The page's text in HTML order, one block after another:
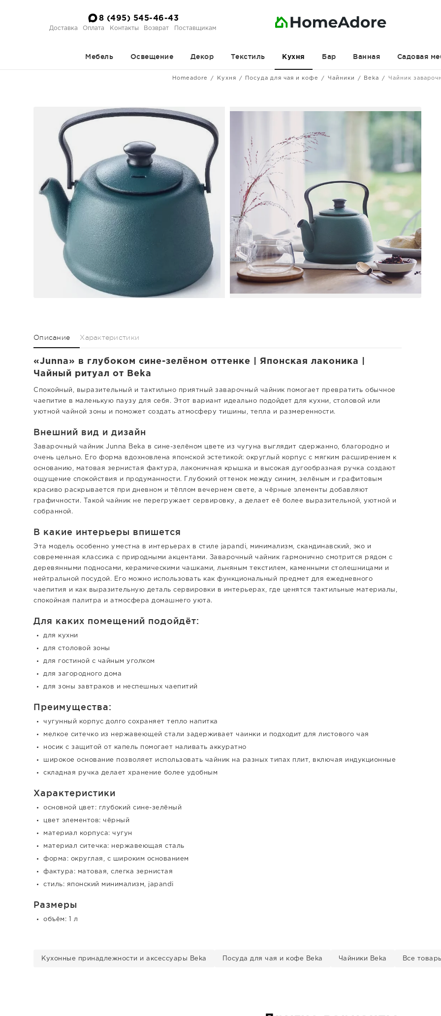
8 (495) 545-46-43
Доставка Оплата Контакты Возврат Поставщикам
Мебель Освещение Декор Текстиль Кухня Бар Ванная Садовая
Homeadore Кухня Посуда для чая и кофе Чайники Beka Чайник
Описание Характеристики
«Junna» в глубоком сине-зелёном оттенке | Японская лаконика |
Чайный ритуал от Beka
Спокойный, выразительный и тактильно приятный заварочный чайник помогает превратить обычное
чаепитие в маленькую паузу для себя. Этот вариант идеально подойдет для кухни, столовой или
уютной чайной зоны и поможет создать атмосферу тишины, тепла и размеренности.
Внешний вид и дизайн
Заварочный чайник Junna Beka в сине-зелёном цвете из чугуна выглядит сдержанно, благородно и
очень цельно. Его форма вдохновлена японской эстетикой: округлый корпус с мягким расширением к
основанию, матовая зернистая фактура, лаконичная крышка и высокая дугообразная ручка создают
ощущение спокойствия и продуманности. Глубокий оттенок между синим, зелёным и графитовым
красиво раскрывается при дневном и тёплом вечернем свете, а чёрные элементы добавляют
графичности. Такой чайник не перегружает сервировку, а делает её более выразительной, уютной и
собранной.
В какие интерьеры впишется
Эта модель особенно уместна в интерьерах в стиле japandi, минимализм, скандинавский, эко и
современная классика с природными акцентами. Заварочный чайник гармонично смотрится рядом с
деревянными подносами, керамическими чашками, льняным текстилем, каменными столешницами и
нейтральной посудой. Его можно использовать как функциональный предмет для ежедневного
чаепития и как выразительную деталь сервировки в интерьерах, где ценятся тактильные материалы,
спокойная палитра и атмосфера домашнего уюта.
Для каких помещений подойдёт:
для кухни
для столовой зоны
для гостиной с чайным уголком
для загородного дома
для зоны завтраков и неспешных чаепитий
Преимущества:
чугунный корпус долго сохраняет тепло напитка
мелкое ситечко из нержавеющей стали задерживает чаинки и подходит для листового чая
носик с защитой от капель помогает наливать аккуратно
широкое основание позволяет использовать чайник на разных типах плит, включая индукционные
складная ручка делает хранение более удобным
Характеристики
основной цвет: глубокий сине-зелёный
цвет элементов: чёрный
материал корпуса: чугун
материал ситечка: нержавеющая сталь
форма: округлая, с широким основанием
фактура: матовая, слегка зернистая
стиль: японский минимализм, japandi
Размеры
объём: 1 л
Кухонные принадлежности и аксессуары Beka Посуда для чая и кофе Beka Чайники Beka Все